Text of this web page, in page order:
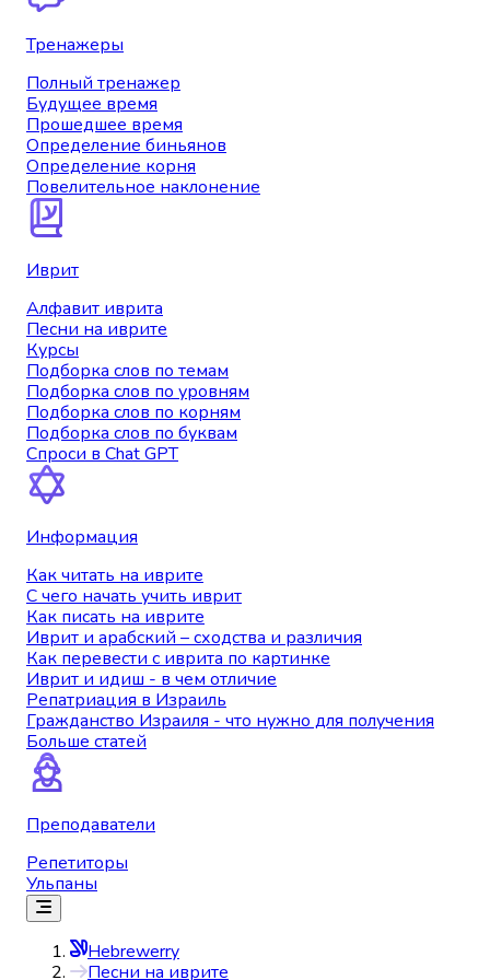
Тренажеры
Полный тренажер
Будущее время
Прошедшее время
Определение биньянов
Определение корня
Повелительное наклонение
Иврит
Алфавит иврита
Песни на иврите
Курсы
Подборка слов по темам
Подборка слов по уровням
Подборка слов по корням
Подборка слов по буквам
Спроси в Chat GPT
Информация
Как читать на иврите
С чего начать учить иврит
Как писать на иврите
Иврит и арабский – сходства и различия
Как перевести с иврита по картинке
Иврит и идиш - в чем отличие
Репатриация в Израиль
Гражданство Израиля - что нужно для получения
Больше статей
Преподаватели
Репетиторы
Ульпаны
Hebrewerry
Песни на иврите